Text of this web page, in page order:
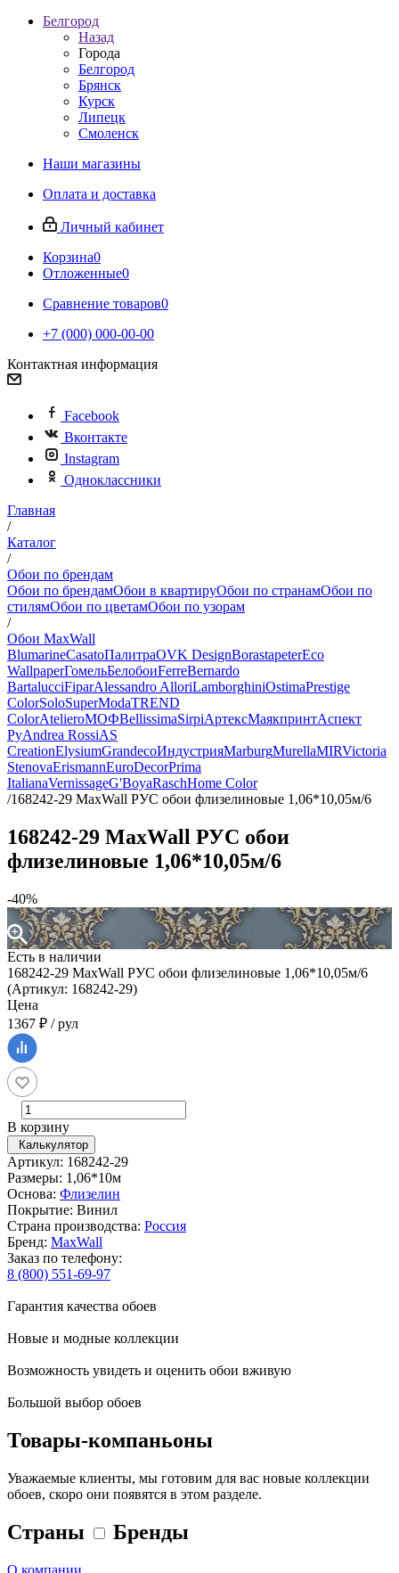
Белгород
Назад
Города
Белгород
Брянск
Курск
Липецк
Смоленск
Наши магазины
Оплата и доставка
Личный кабинет
Корзина0
Отложенные0
Сравнение товаров0
+7 (000) 000-00-00
Контактная информация
Facebook
Вконтакте
Instagram
Одноклассники
Главная
/
Каталог
/
Обои по брендам
Обои по брендамОбои в квартируОбои по странамОбои по
стилямОбои по цветамОбои по узорам
/
Обои MaxWall
BlumarineCasatoПалитраOVK DesignBorastapeterEco
WallpaperГомельБелобоиFerreBernardo
BartalucciFiparAlessandro AlloriLamborghiniOstimaPrestige
ColorSoloSuperModaTREND
ColorAtelieroМОФBellissimaSirpiАртексМаякпринтАспект
РуAndrea RossiAS
CreationElysiumGrandecoИндустрияMarburgMurellaMIRVictoria
StenovaErismannEuroDecorPrima
ItalianaVernissageG'BoyaRaschHome Color
/168242-29 MaxWall РУС обои флизелиновые 1,06*10,05м/6
168242-29 MaxWall РУС обои
флизелиновые 1,06*10,05м/6
-40%
Есть в наличии
168242-29 MaxWall РУС обои флизелиновые 1,06*10,05м/6
(Артикул: 168242-29)
Цена
1367 ₽ / рул
В корзину
Калькулятор
Артикул: 168242-29
Размеры: 1,06*10м
Основа: Флизелин
Покрытие: Винил
Страна производства: Россия
Бренд: MaxWall
Заказ по телефону:
8 (800) 551-69-97
Гарантия качества обоев
Новые и модные коллекции
Возможность увидеть и оценить обои вживую
Большой выбор обоев
Товары-компаньоны
Уважаемые клиенты, мы готовим для вас новые коллекции
обоев, скоро они появятся в этом разделе.
Страны Бренды
О компании